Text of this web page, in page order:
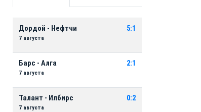
Дордой - Нефтчи
7 августа
5:1
Барс - Алга
7 августа
2:1
Талант - Илбирс
7 августа
0:2